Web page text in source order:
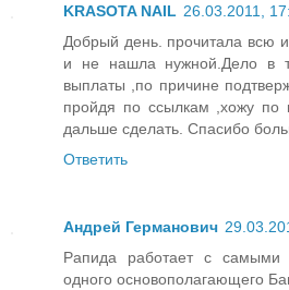
KRASOTA NAIL 26.03.2011,
Добрый день. прочитала всю
и не нашла нужной.Дело в
выплаты ,по причине
пройдя по ссылкам ,хожу по
дальше сделать. Спасибо
Ответить
Андрей Германович
Рапида работает с
одного основополагающего